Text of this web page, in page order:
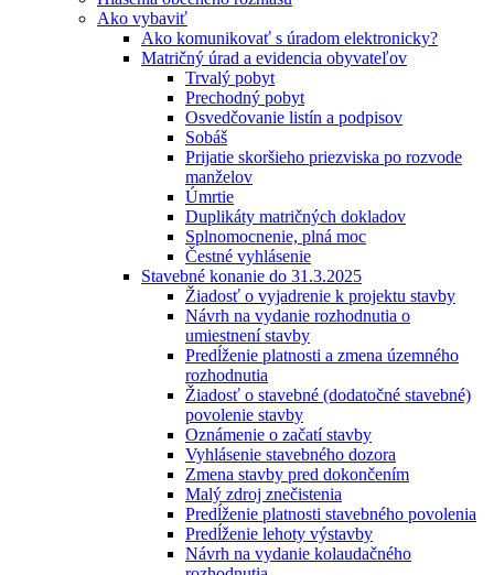
Ako vybaviť
Ako komunikovať s úradom elektronicky?
Matričný úrad a evidencia obyvateľov
Trvalý pobyt
Prechodný pobyt
Osvedčovanie listín a podpisov
Sobáš
Prijatie skoršieho priezviska po rozvode
manželov
Úmrtie
Duplikáty matričných dokladov
Splnomocnenie, plná moc
Čestné vyhlásenie
Stavebné konanie do 31.3.2025
Žiadosť o vyjadrenie k projektu stavby
Návrh na vydanie rozhodnutia o
umiestnení stavby
Predĺženie platnosti a zmena územného
rozhodnutia
Žiadosť o stavebné (dodatočné stavebné)
povolenie stavby
Oznámenie o začatí stavby
Vyhlásenie stavebného dozora
Zmena stavby pred dokončením
Malý zdroj znečistenia
Predĺženie platnosti stavebného povolenia
Predĺženie lehoty výstavby
Návrh na vydanie kolaudačného